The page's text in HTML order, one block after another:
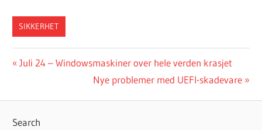
SIKKERHET
Post
Previous
Juli 24 – Windowsmaskiner over hele verden krasjet
Next
Nye problemer med UEFI-skadevare
Search